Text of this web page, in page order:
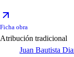
Ficha obra
Atribución tradicional
Juan Bautista